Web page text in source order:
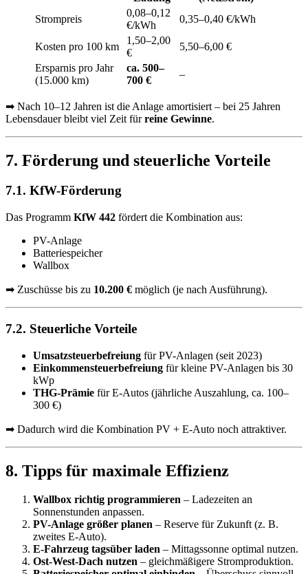
Strompreis
0,08–0,12
€/kWh
0,35–0,40 €/kWh
Kosten pro 100 km
1,50–2,00
€
5,50–6,00 €
Ersparnis pro Jahr
(15.000 km)
ca. 500–
700 €
–
➡ Nach 10–12 Jahren ist die Anlage amortisiert – bei 25 Jahren
Lebensdauer bleibt viel Zeit fürreine Gewinne.
7. Förderung und steuerliche Vorteile
7.1. KfW-Förderung
Das Programm KfW 442 fördert die Kombination aus:
PV-Anlage
Batteriespeicher
Wallbox
➡ Zuschüsse bis zu 10.200 € möglich (je nach Ausführung).
7.2. Steuerliche Vorteile
Umsatzsteuerbefreiung für PV-Anlagen (seit 2023)
Einkommensteuerbefreiung für kleine PV-Anlagen bis 30
kWp
THG-Prämie für E-Autos (jährliche Auszahlung, ca. 100–
300 €)
➡ Dadurch wird die Kombination PV + E-Auto noch attraktiver.
8. Tipps für maximale Effizienz
Wallbox richtig programmieren – Ladezeiten an
Sonnenstunden anpassen.
PV-Anlage größer planen – Reserve für Zukunft (z. B.
zweites E-Auto).
E-Fahrzeug tagsüber laden – Mittagssonne optimal nutzen.
Ost-West-Dach nutzen – gleichmäßigere Stromproduktion.